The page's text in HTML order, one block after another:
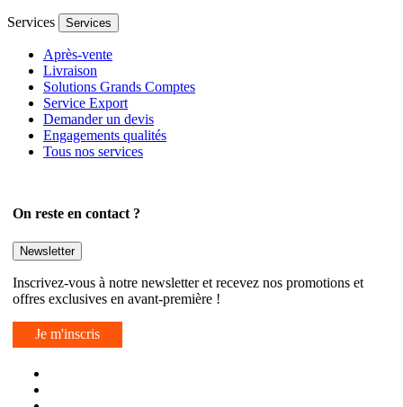
Services Services
Après-vente
Livraison
Solutions Grands Comptes
Service Export
Demander un devis
Engagements qualités
Tous nos services
On reste en contact ?
Newsletter
Inscrivez-vous à notre newsletter et recevez nos promotions et
offres exclusives en avant-première !
Je m'inscris